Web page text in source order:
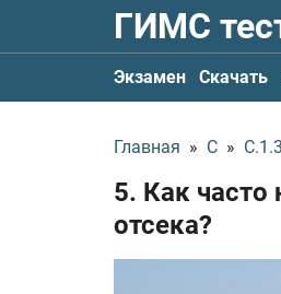
ГИМС
Экзамен Скачать
Главная » С » С.1.3
5. Как часто
отсека?